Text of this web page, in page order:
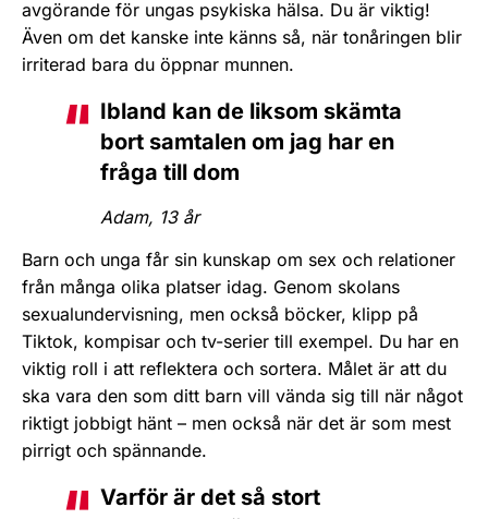
avgörande för ungas psykiska hälsa. Du är viktig!
Även om det kanske inte känns så, när tonåringen blir
irriterad bara du öppnar munnen.
Ibland kan de liksom skämta
bort samtalen om jag har en
fråga till dom
Adam, 13 år
Barn och unga får sin kunskap om sex och relationer
från många olika platser idag. Genom skolans
sexualundervisning, men också böcker, klipp på
Tiktok, kompisar och tv-serier till exempel. Du har en
viktig roll i att reflektera och sortera. Målet är att du
ska vara den som ditt barn vill vända sig till när något
riktigt jobbigt hänt – men också när det är som mest
pirrigt och spännande.
Varför är det så stort